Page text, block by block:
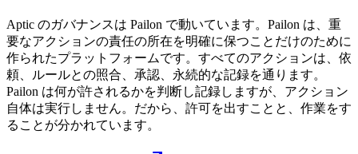
Aptic のガバナンスは Pailon で動いています。Pailon は、重
要なアクションの責任の所在を明確に保つことだけのために
作られたプラットフォームです。すべてのアクションは、依
頼、ルールとの照合、承認、永続的な記録を通ります。
Pailon は何が許されるかを判断し記録しますが、アクション
自体は実行しません。だから、許可を出すことと、作業をす
ることが分かれています。